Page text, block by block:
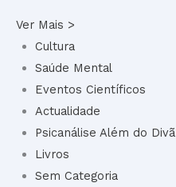
Ver Mais >
Cultura
Saúde Mental
Eventos Científicos
Actualidade
Psicanálise Além do Divã
Livros
Sem Categoria